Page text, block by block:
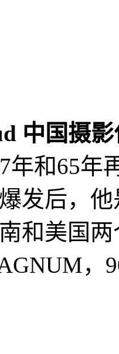
中国摄
年和65年
发后，
和美国
，